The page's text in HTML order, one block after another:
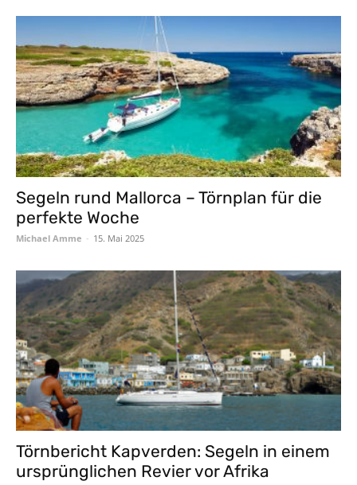
Segeln rund Mallorca – Törnplan für die
perfekte Woche
Michael Amme - 15. Mai 2025
Törnbericht Kapverden: Segeln in einem
ursprünglichen Revier vor Afrika